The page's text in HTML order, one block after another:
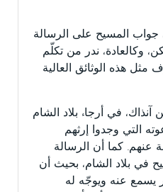
جواب المسيح على الرسالة
وكالعادة، ندر من تكلّم
مثل هذه الوثائق العالية
في أرجاء بلاد الشام
التي وجدوا إرثهم
عنهم. كما أن الرسالة
في بلاد الشام، بحيث أن
يسمع عنه ويوجّه له